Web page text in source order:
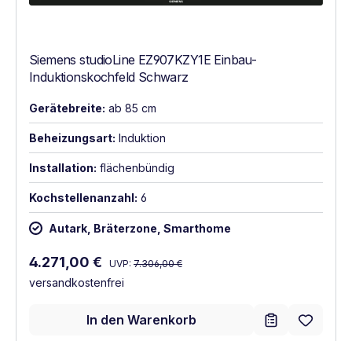
Siemens studioLine EZ907KZY1E Einbau-
Induktionskochfeld Schwarz
Gerätebreite: ab 85 cm
Beheizungsart: Induktion
Installation: flächenbündig
Kochstellenanzahl: 6
Autark, Bräterzone, Smarthome
Verkaufspreis:
4.271,00 € Regulärer Preis:
UVP: 7.306,00 €
versandkostenfrei
In den Warenkorb